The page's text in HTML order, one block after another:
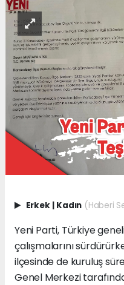
Erkek | Kadın (Haberi
Yeni Parti, Türkiye
çalışmalarını
ilçesinde de kuruluş
Genel Merkezi